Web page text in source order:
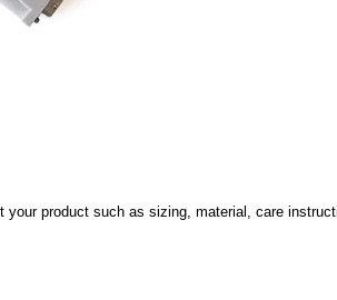
your product such as sizing, material, care